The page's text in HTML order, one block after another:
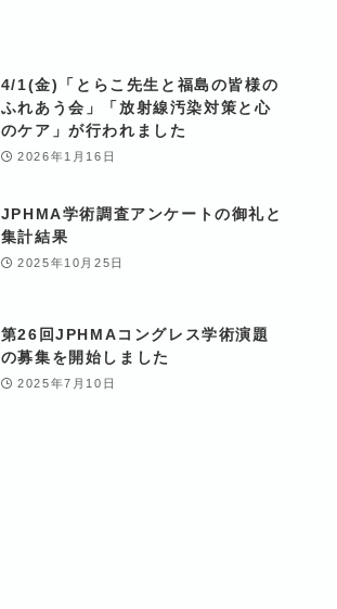
4/1(金)「とらこ先生と福島の皆様の
ふれあう会」「放射線汚染対策と心
のケア」が行われました
2026年1月16日
JPHMA学術調査アンケートの御礼と
集計結果
2025年10月25日
第26回JPHMAコングレス学術演題
の募集を開始しました
2025年7月10日